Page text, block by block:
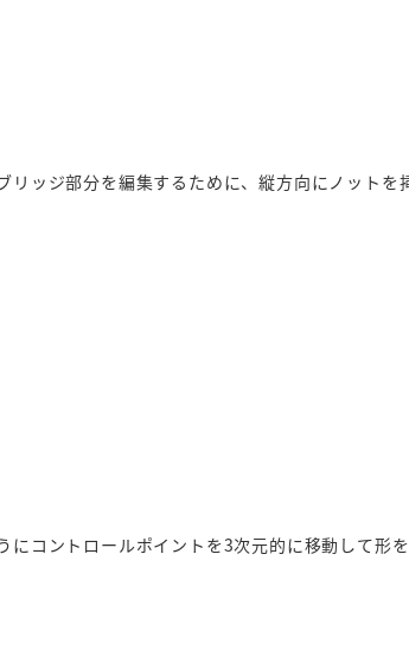
リッジ部分を編集するために、縦方向にノットを
にコントロールポイントを3次元的に移動して形